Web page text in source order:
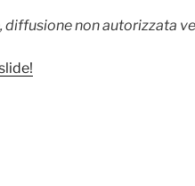
non autorizzata